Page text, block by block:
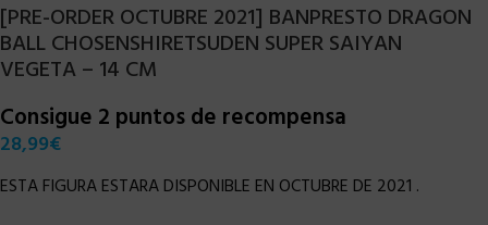
[PRE-ORDER OCTUBRE 2021] BANPRESTO DRAGON
BALL CHOSENSHIRETSUDEN SUPER SAIYAN
VEGETA – 14 CM
Consigue 2 puntos de recompensa
28,99€
ESTA FIGURA ESTARA DISPONIBLE EN OCTUBRE DE 2021 .